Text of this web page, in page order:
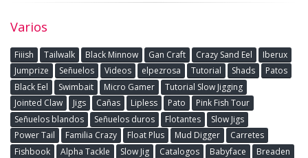
Varios
Fiiish Tailwalk Black Minnow Gan Craft Crazy Sand Eel
Iberux
Jumprize
Señuelos Videos elpezrosa Tutorial Shads
Patos
Black Eel
Swimbait Micro Gamer
Tutorial Slow Jigging
Jointed Claw
Jigs Cañas Lipless Pato
Pink Fish Tour
Señuelos blandos
Señuelos duros Flotantes
Slow Jigs
Power Tail
Familia Crazy Float Plus Mud Digger
Carretes
Fishbook
Alpha Tackle Slow Jig Catalogos Babyface
Breaden